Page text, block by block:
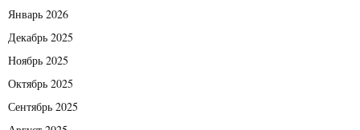
Январь 2026
Декабрь 2025
Ноябрь 2025
Октябрь 2025
Сентябрь 2025